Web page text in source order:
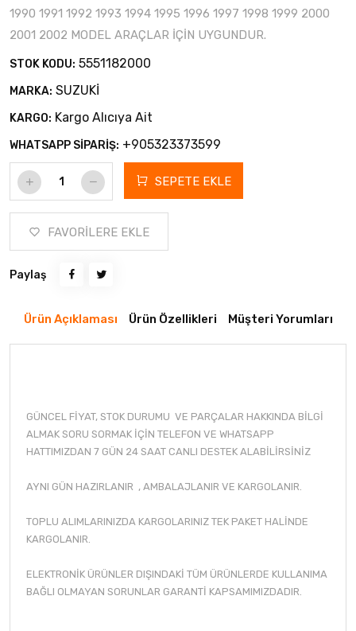
1990 1991 1992 1993 1994 1995 1996 1997 1998 1999 2000
2001 2002 MODEL ARAÇLAR İÇİN UYGUNDUR.
STOK KODU: 5551182000
MARKA: SUZUKİ
KARGO: Kargo Alıcıya Ait
WHATSAPP SİPARİŞ: +905323373599
SEPETE EKLE
FAVORİLERE EKLE
Paylaş
Ürün Açıklaması Ürün Özellikleri Müşteri Yorumları
GÜNCEL FİYAT, STOK DURUMU VE PARÇALAR HAKKINDA BİLGİ
ALMAK SORU SORMAK İÇİN TELEFON VE WHATSAPP
HATTIMIZDAN 7 GÜN 24 SAAT CANLI DESTEK ALABİLİRSİNİZ
AYNI GÜN HAZIRLANIR , AMBALAJLANIR VE KARGOLANIR.
TOPLU ALIMLARINIZDA KARGOLARINIZ TEK PAKET HALİNDE
KARGOLANIR.
ELEKTRONİK ÜRÜNLER DIŞINDAKİ TÜM ÜRÜNLERDE KULLANIMA
BAĞLI OLMAYAN SORUNLAR GARANTİ KAPSAMIMIZDADIR.